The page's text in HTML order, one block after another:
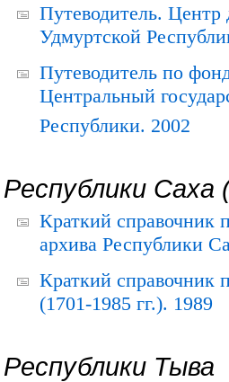
Путеводитель.
Удмуртской
Путеводитель по
Центральный
Республики. 2002
Республики Саха
Краткий справочник
архива Республики
Краткий
(1701-1985 гг.). 1989
Республики Тыва